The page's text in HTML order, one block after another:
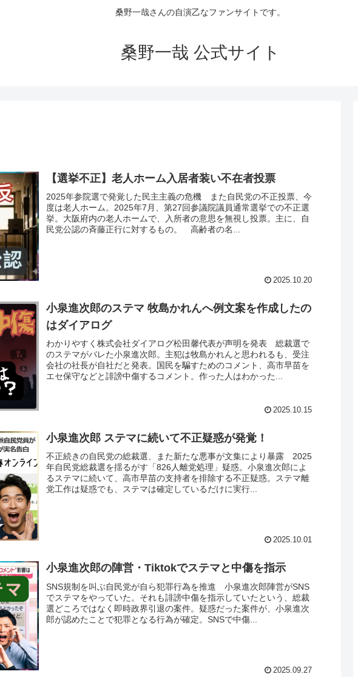
桑野一哉さんの自演乙なファンサイトです。
桑野一哉 公式サイト
【選挙不正】老人ホーム入居者装い不在者投票
2025年参院選で発覚した民主主義の危機 また自民党の不正投票、今
度は老人ホーム。2025年7月、第27回参議院議員通常選挙での不正選
挙。大阪府内の老人ホームで、入所者の意思を無視し投票。主に、自
民党公認の斉藤正行に対するもの。 高齢者の名...
2025.10.20
小泉進次郎のステマ 牧島かれんへ例文案を作成したの
はダイアログ
わかりやすく株式会社ダイアログ松田馨代表が声明を発表 総裁選で
のステマがバレた小泉進次郎。主犯は牧島かれんと思われるも、受注
会社の社長が自社だと発表。国民を騙すためのコメント、高市早苗を
エセ保守などと誹謗中傷するコメント。作った人はわかった...
2025.10.15
小泉進次郎 ステマに続いて不正疑惑が発覚！
不正続きの自民党の総裁選、また新たな悪事が文集により暴露 2025
年自民党総裁選を揺るがす「826人離党処理」疑惑。小泉進次郎によ
るステマに続いて、高市早苗の支持者を排除する不正疑惑。ステマ離
党工作は疑惑でも、ステマは確定しているだけに実行...
2025.10.01
小泉進次郎の陣営・Tiktokでステマと中傷を指示
SNS規制を叫ぶ自民党が自ら犯罪行為を推進 小泉進次郎陣営がSNS
でステマをやっていた。それも誹謗中傷を指示していたという、総裁
選どころではなく即時政界引退の案件。疑惑だった案件が、小泉進次
郎が認めたことで犯罪となる行為が確定。SNSで中傷...
2025.09.27